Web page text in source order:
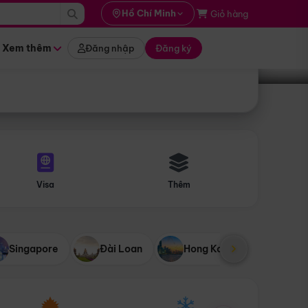
Hồ Chí Minh Giỏ hàng
Xem thêm Đăng nhập Đăng ký
Tìm tour
Visa Thêm
Singapore Đài Loan Hong Kong